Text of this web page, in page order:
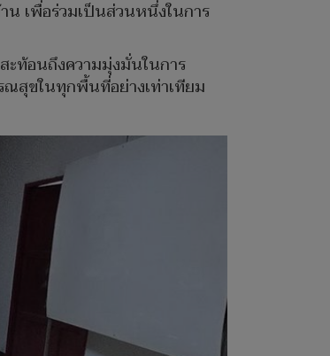
เพื่อร่วมเป็นส่วนหนึ่งในการ
ท้อนถึงความมุ่งมั่นในการ
สุขในทุกพื้นที่อย่างเท่าเทียม